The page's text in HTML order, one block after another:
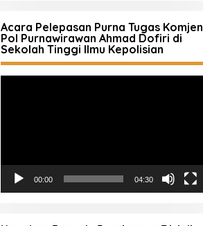
Acara Pelepasan Purna Tugas Komjen
Pol Purnawirawan Ahmad Dofiri di
Sekolah Tinggi Ilmu Kepolisian
00:00 04:30